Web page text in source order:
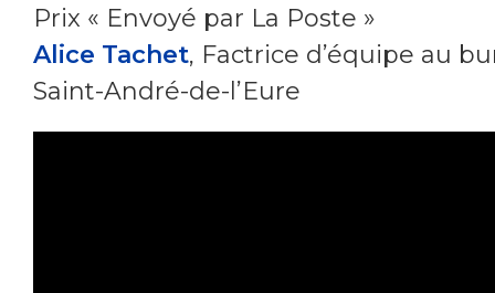
Prix « Envoyé par La Poste »
Alice Tachet, Factrice d’équipe au
Saint-André-de-l’Eure